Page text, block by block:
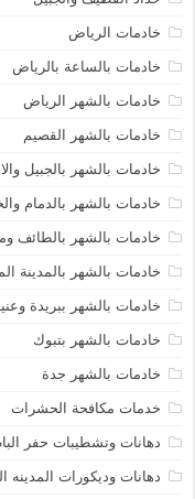
خادمات الرياض
خادمات بالساعة بالرياض
خادمات بالشهر الرياض
خادمات بالشهر القصيم
خادمات بالشهر بالجبيل
خادمات بالشهر بالدمام
خادمات بالشهر بالطائف
خادمات بالشهر بالمدينة
خادمات بالشهر ببريدة
خادمات بالشهر بتبوك
خادمات بالشهر جدة
خدمات مكافحة الحشرات
دهانات وتشطيبات حفر
دهانات وديكورات المدينه